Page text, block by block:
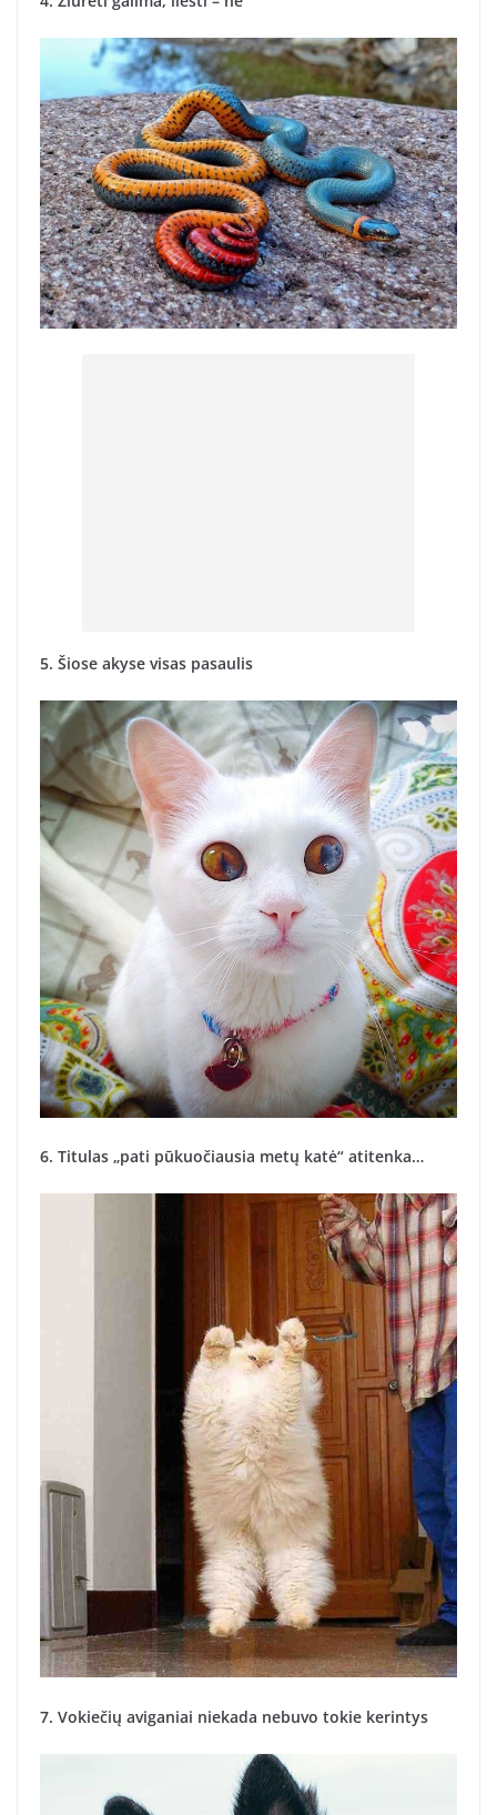
5. Šiose akyse visas pasaulis
6. Titulas „pati pūkuočiausia metų katė“ atitenka…
7. Vokiečių aviganiai niekada nebuvo tokie kerintys